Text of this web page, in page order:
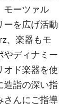
モーツァル
ーを広げ活動
、楽器もモ
やディナミー
オド楽器を使
造詣の深い指
さんにご指導